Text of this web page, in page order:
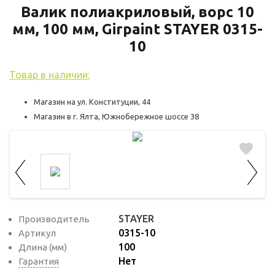
Валик полиакриловый, ворс 10
мм, 100 мм, Girpaint STAYER 0315-
10
Товар в наличии:
Магазин на ул. Конституции, 44
Магазин в г. Ялта, Южнобережное шоссе 38
Производитель STAYER
Артикул 0315-10
Длина (мм) 100
Гарантия Нет
пользователей на сайте. Эти файлы cookie
помогают понять, как используется сайт,
чтобы увеличить его производительность
удобным для пользователей.
Рекламные файлы cookie используются
для целей маркетинга и улучшения
качества рекламы. Эти файлы cookie
помогают обеспечить максимально
высокую точность и ценность содержания
маркетинговых и рекламных материалов